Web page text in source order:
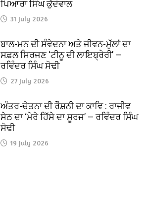
ਪਿਆਰਾ ਸਿੰਘ ਕੁੱਦੋਵਾਲ
31 July 2026
ਬਾਲ-ਮਨ ਦੀ ਸੰਵੇਦਨਾ ਅਤੇ ਜੀਵਨ-ਮੁੱਲਾਂ ਦਾ
ਸਫ਼ਲ ਸਿਰਜਣ ‘ਟੀਨੂ ਦੀ ਲਾਇਬ੍ਰੇਰੀ’ —
ਰਵਿੰਦਰ ਸਿੰਘ ਸੋਢੀ
27 July 2026
ਅੰਤਰ-ਚੇਤਨਾ ਦੀ ਰੌਸ਼ਨੀ ਦਾ ਕਾਵਿ : ਰਾਜੀਵ
ਸੇਠ ਦਾ ‘ਮੇਰੇ ਹਿੱਸੇ ਦਾ ਸੂਰਜ’ — ਰਵਿੰਦਰ ਸਿੰਘ
ਸੋਢੀ
19 July 2026